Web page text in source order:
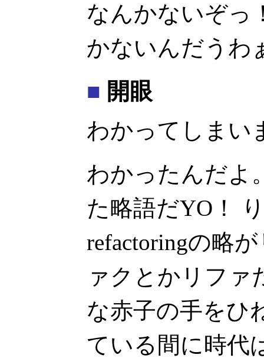
なんかないぞっ
かないんだうわ
■ 開眼
わかってしまい
わかったんだよ
た略語だYO！
refactoringの略
ァクとかリファ
な赤子の手をひ
ている間に時代